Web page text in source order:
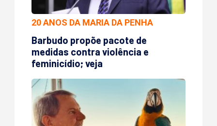
20 ANOS DA MARIA DA PENHA
Barbudo propõe pacote de
medidas contra violência e
feminicídio; veja